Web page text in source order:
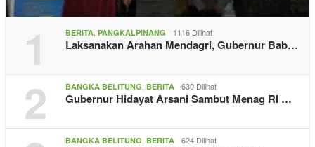
1 BERITA PANGKALPINANG 1116 Dilihat
Laksanakan Arahan Mendagri, Gubernur Bab…
2 BANGKA BELITUNG BERITA 630 Dilihat
Gubernur Hidayat Arsani Sambut Menag RI …
BANGKA BELITUNG BERITA 624 Dilihat